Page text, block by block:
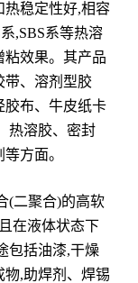
热稳定性好,相容
,SBS系等热溶
粘效果。其产品
带、溶剂型胶
胶布、牛皮纸卡
热溶胶、密封
方面。
(二聚合)的高软
在液体状态下
包括油漆,干燥
物,助焊剂、焊锡